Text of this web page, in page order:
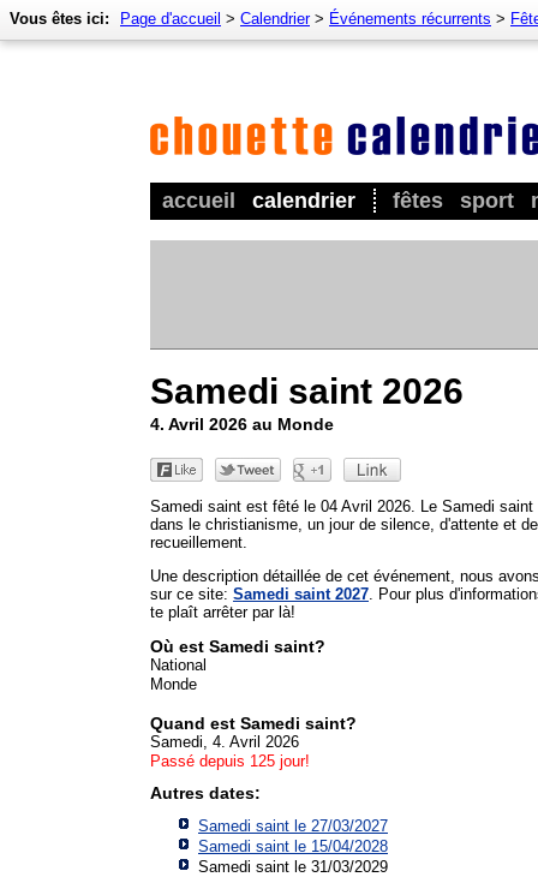
accueil calendrier fêtes sport
Vous êtes ici: Page d'accueil > Calendrier> Événements récurrents >
Samedi saint 2026
4. Avril 2026 au Monde
Samedi saint est fêté le 04 Avril 2026. Le Samedi saint
dans le christianisme, un jour de silence, d'attente et de
recueillement.
Une description détaillée de cet événement, nous
sur ce site: Samedi saint 2027 . Pour plus
te plaît arrêter par là!
Où est Samedi saint?
National
Monde
Quand est Samedi saint?
Samedi, 4. Avril 2026
Passé depuis 125 jour!
Autres dates:
Samedi saint le 27/03/2027
Samedi saint le 15/04/2028
Samedi saint le 31/03/2029